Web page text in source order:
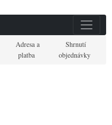
Adresa a
platba
Shrnutí
objednávky